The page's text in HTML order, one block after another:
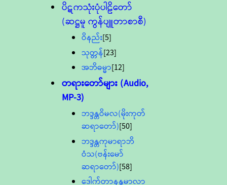
ပိဋကသုံးပုံပါဠိတော်
(ဆဋ္ဌမူ ကွန်ပျူတာစာစီ)
ဝိနည်း[5]
သုတ္တန်[23]
အဘိဓမ္မာ[12]
တရားတော်များ (Audio,
MP-3)
ဘဒ္ဒန္တဝိမလ(မိုးကုတ်
ဆရာတော်)[50]
ဘဒ္ဒန္တကုမာရာဘိ
ဝံသ(ဗန်းမော်
ဆရာတော်)[58]
ဒေါက်တာနန္ဒမာလာ